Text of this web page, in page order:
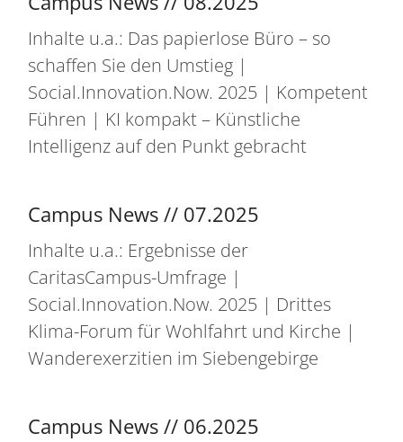
Inhalte u.a.: Das papierlose Büro – so
schaffen Sie den Umstieg |
Social.Innovation.Now. 2025 | Kompetent
Führen | KI kompakt – Künstliche
Intelligenz auf den Punkt gebracht
Campus News // 07.2025
Inhalte u.a.: Ergebnisse der
CaritasCampus-Umfrage |
Social.Innovation.Now. 2025 | Drittes
Klima-Forum für Wohlfahrt und Kirche |
Wanderexerzitien im Siebengebirge
Campus News // 06.2025